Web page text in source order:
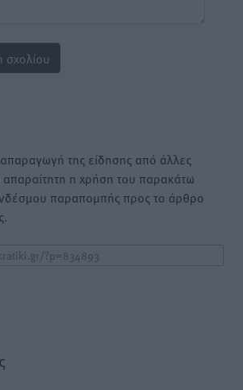
της είδησης από άλλες
απαραίτητη η χρήση του παρακάτω
παραπομπής προς το άρθρο